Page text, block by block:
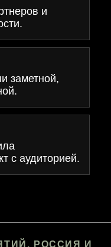
и
заметной,
с аудиторией.
РОССИЯ И